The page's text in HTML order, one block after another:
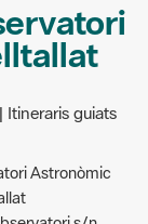
guiats
de Bages